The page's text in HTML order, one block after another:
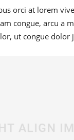
orci at lorem
congue, arcu a
ut congue dolor